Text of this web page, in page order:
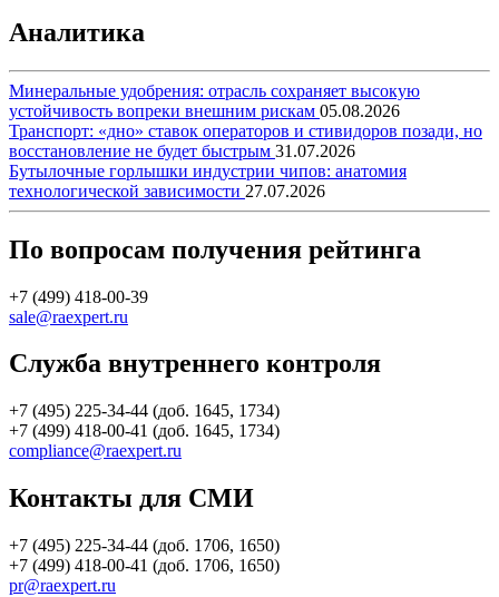
Аналитика
Минеральные удобрения: отрасль сохраняет высокую
устойчивость вопреки внешним рискам 05.08.2026
Транспорт: «дно» ставок операторов и стивидоров позади, но
восстановление не будет быстрым 31.07.2026
Бутылочные горлышки индустрии чипов: анатомия
технологической зависимости 27.07.2026
По вопросам получения рейтинга
+7 (499) 418-00-39
sale@raexpert.ru
Служба внутреннего контроля
+7 (495) 225-34-44 (доб. 1645, 1734)
+7 (499) 418-00-41 (доб. 1645, 1734)
compliance@raexpert.ru
Контакты для СМИ
+7 (495) 225-34-44 (доб. 1706, 1650)
+7 (499) 418-00-41 (доб. 1706, 1650)
pr@raexpert.ru